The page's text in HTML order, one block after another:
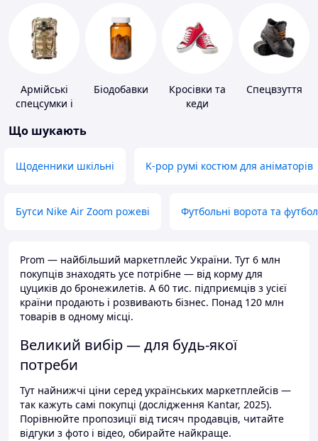
Армійські
спецсумки і
Біодобавки
Кросівки та
кеди
Спецвзуття
Що шукають
Щоденники шкільні K-pop румі костюм для аніматорів
Бутси Nike Air Zoom рожеві Футбольні ворота та
Prom — найбільший маркетплейс України. Тут 6 млн
покупців знаходять усе потрібне — від корму для
цуциків до бронежилетів. А 60 тис. підприємців з усієї
країни продають і розвивають бізнес. Понад 120 млн
товарів в одному місці.
Великий вибір — для будь-якої
потреби
Тут найнижчі ціни серед українських маркетплейсів —
так кажуть самі покупці (дослідження Kantar, 2025).
Порівнюйте пропозиції від тисяч продавців, читайте
відгуки з фото і відео, обирайте найкраще.